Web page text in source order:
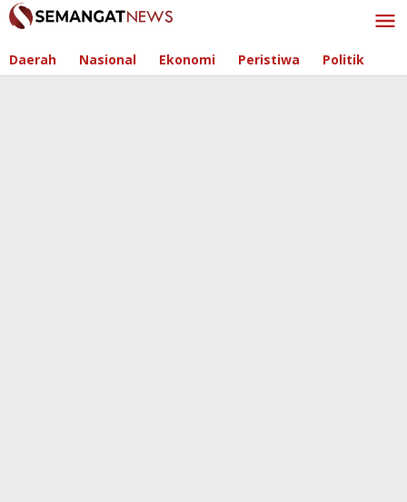
Skip
to
Daerah Nasional Ekonomi Peristiwa Politik